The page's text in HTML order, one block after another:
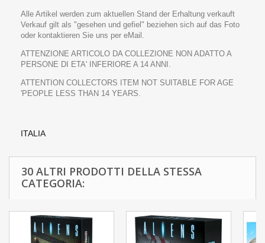
Alle Artikel werden zum aktuellen Stand der Erhaltung verkauft
Verkauf gilt als "gesehen und gefiel" beziehen sich auf das Foto
oder kontaktieren Sie uns per eMail.
ATTENZIONE ARTICOLO DA COLLEZIONE NON ADATTO A
PERSONE DI ETA' INFERIORE A 14 ANNI.
ATTENTION COLLECTORS ITEM NOT SUITABLE FOR AGE
'PEOPLE LESS THAN 14 YEARS.
ITALIA
30 ALTRI PRODOTTI DELLA STESSA
CATEGORIA: